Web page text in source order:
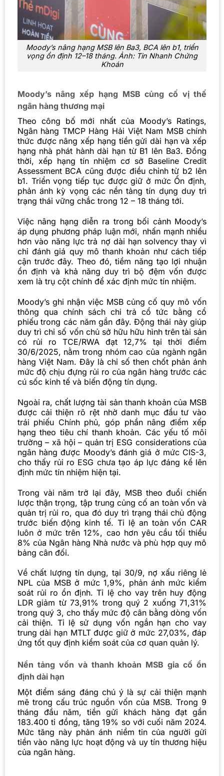
Moody’s nâng hạng MSB lên Ba3, BCA lên b1, triển
vọng ổn định 12–18 tháng. Ảnh: Tin Nhanh Chứng
Khoán
Moody’s nâng xếp hạng MSB củng cố vị thế
ngân hàng thương mại
Theo công bố mới nhất của Moody’s Ratings,
Ngân hàng TMCP Hàng Hải Việt Nam MSB chính
thức được nâng xếp hạng tiền gửi dài hạn và xếp
hạng nhà phát hành dài hạn từ B1 lên Ba3. Đồng
thời, xếp hạng tín nhiệm cơ sở Baseline Credit
Assessment BCA cũng được điều chỉnh từ b2 lên
b1. Triển vọng tiếp tục được giữ ở mức Ổn định,
phản ánh kỳ vọng các nền tảng tín dụng duy trì
trạng thái vững chắc trong 12 – 18 tháng tới.
Việc nâng hạng diễn ra trong bối cảnh Moody’s
áp dụng phương pháp luận mới, nhấn mạnh nhiều
hơn vào năng lực trả nợ dài hạn solvency thay vì
chỉ đánh giá quy mô thanh khoản như cách tiếp
cận trước đây. Theo đó, tiềm năng tạo lợi nhuận
ổn định và khả năng duy trì bộ đệm vốn được
xem là trụ cột chính để xác định mức tín nhiệm.
Moody’s ghi nhận việc MSB củng cố quy mô vốn
thông qua chính sách chi trả cổ tức bằng cổ
phiếu trong các năm gần đây. Động thái này giúp
duy trì chỉ số vốn chủ sở hữu hữu hình trên tài sản
có rủi ro TCE/RWA đạt 12,7% tại thời điểm
30/6/2025, nằm trong nhóm cao của ngành ngân
hàng Việt Nam. Đây là chỉ số then chốt phản ánh
mức độ chịu đựng rủi ro của ngân hàng trước các
cú sốc kinh tế và biến động tín dụng.
Ngoài ra, chất lượng tài sản thanh khoản của MSB
được cải thiện rõ rệt nhờ danh mục đầu tư vào
trái phiếu Chính phủ, góp phần nâng điểm xếp
hạng theo tiêu chí thanh khoản. Các yếu tố môi
trường – xã hội – quản trị ESG considerations của
ngân hàng được Moody’s đánh giá ở mức CIS-3,
cho thấy rủi ro ESG chưa tạo áp lực đáng kể lên
định mức tín nhiệm hiện tại.
Trong vài năm trở lại đây, MSB theo đuổi chiến
lược thận trọng, tập trung củng cố an toàn vốn và
quản trị rủi ro, qua đó duy trì trạng thái chủ động
trước biến động kinh tế. Tỉ lệ an toàn vốn CAR
luôn ở mức trên 12%, cao hơn yêu cầu tối thiểu
8% của Ngân hàng Nhà nước và phù hợp quy mô
bảng cân đối.
Về chất lượng tín dụng, tại 30/9, nợ xấu riêng lẻ
NPL của MSB ở mức 1,9%, phản ánh mức kiểm
soát rủi ro ổn định. Tỉ lệ cho vay trên huy động
LDR giảm từ 73,91% trong quý 2 xuống 71,31%
trong quý 3, cho thấy mức độ cân bằng dòng vốn
cải thiện. Tỉ lệ sử dụng vốn ngắn hạn cho vay
trung dài hạn MTLT được giữ ở mức 27,03%, đáp
ứng tốt quy định kiểm soát của cơ quan quản lý.
Nền tảng vốn và thanh khoản MSB gia cố ổn
định dài hạn
Một điểm sáng đáng chú ý là sự cải thiện mạnh
mẽ trong cấu trúc nguồn vốn của MSB. Trong 9
tháng đầu năm, tiền gửi khách hàng đạt gần
183.400 tỉ đồng, tăng 19% so với cuối năm 2024.
Mức tăng này phản ánh niềm tin của người gửi
tiền vào năng lực hoạt động và uy tín thương hiệu
của ngân hàng.